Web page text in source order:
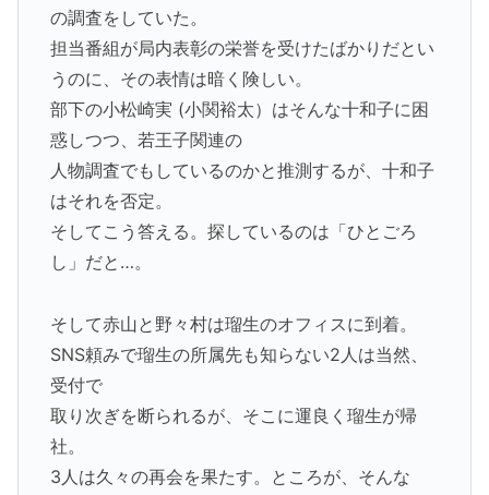
の調査をしていた。
担当番組が局内表彰の栄誉を受けたばかりだとい
うのに、その表情は暗く険しい。
部下の小松崎実 (小関裕太）はそんな十和子に困
惑しつつ、若王子関連の
人物調査でもしているのかと推測するが、十和子
はそれを否定。
そしてこう答える。探しているのは「ひとごろ
し」だと…。
そして赤山と野々村は瑠生のオフィスに到着。
SNS頼みで瑠生の所属先も知らない2人は当然、
受付で
取り次ぎを断られるが、そこに運良く瑠生が帰
社。
3人は久々の再会を果たす。ところが、そんな